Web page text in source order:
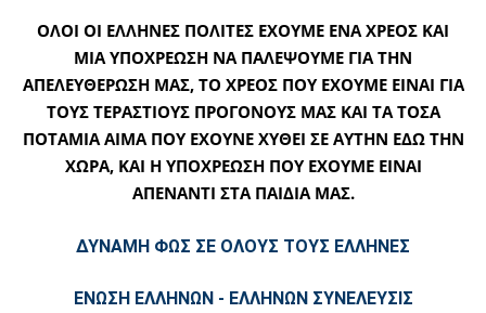
ΟΛΟΙ ΟΙ ΕΛΛΗΝΕΣ ΠΟΛΙΤΕΣ ΕΧΟΥΜΕ ΕΝΑ ΧΡΕΟΣ ΚΑΙ
ΜΙΑ ΥΠΟΧΡΕΩΣΗ ΝΑ ΠΑΛΕΨΟΥΜΕ ΓΙΑ ΤΗΝ
ΑΠΕΛΕΥΘΕΡΩΣΗ ΜΑΣ, ΤΟ ΧΡΕΟΣ ΠΟΥ ΕΧΟΥΜΕ ΕΙΝΑΙ ΓΙΑ
ΤΟΥΣ ΤΕΡΑΣΤΙΟΥΣ ΠΡΟΓΟΝΟΥΣ ΜΑΣ ΚΑΙ ΤΑ ΤΟΣΑ
ΠΟΤΑΜΙΑ ΑΙΜΑ ΠΟΥ ΕΧΟΥΝΕ ΧΥΘΕΙ ΣΕ ΑΥΤΗΝ ΕΔΩ ΤΗΝ
ΧΩΡΑ, ΚΑΙ Η ΥΠΟΧΡΕΩΣΗ ΠΟΥ ΕΧΟΥΜΕ ΕΙΝΑΙ
ΑΠΕΝΑΝΤΙ ΣΤΑ ΠΑΙΔΙΑ ΜΑΣ.
ΔΥΝΑΜΗ ΦΩΣ ΣΕ ΟΛΟΥΣ ΤΟΥΣ ΕΛΛΗΝΕΣ
ΕΝΩΣΗ ΕΛΛΗΝΩΝ - ΕΛΛΗΝΩΝ ΣΥΝΕΛΕΥΣΙΣ